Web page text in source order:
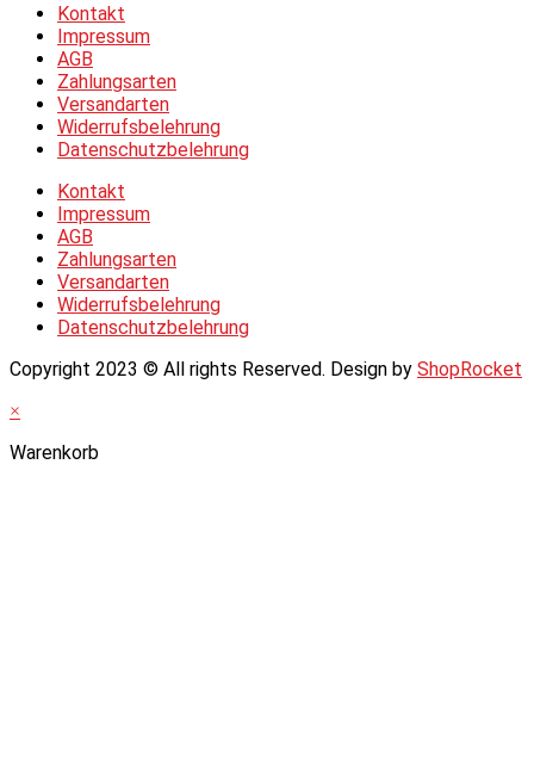
Kontakt
Impressum
AGB
Zahlungsarten
Versandarten
Widerrufsbelehrung
Datenschutzbelehrung
Kontakt
Impressum
AGB
Zahlungsarten
Versandarten
Widerrufsbelehrung
Datenschutzbelehrung
Copyright 2023 © All rights Reserved. Design by ShopRocket
×
Warenkorb